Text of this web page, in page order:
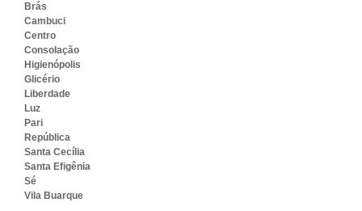
Brás
Cambuci
Centro
Consolação
Higienópolis
Glicério
Liberdade
Luz
Pari
República
Santa Cecília
Santa Efigênia
Sé
Vila Buarque